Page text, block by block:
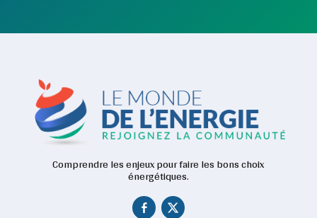
Comprendre les enjeux pour faire les bons choix
énergétiques.